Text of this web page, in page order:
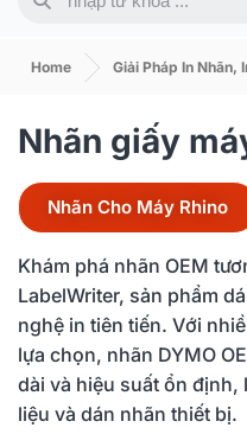
Home Giải Pháp In Nhãn,
Nhãn giấy
Nhãn Cho Máy Rhino
Khám phá nhãn OEM
LabelWriter, sản phẩm
nghệ in tiên tiến. Với
lựa chọn, nhãn DYMO
dài và hiệu suất ổn
liệu và dán nhãn thiết bị.